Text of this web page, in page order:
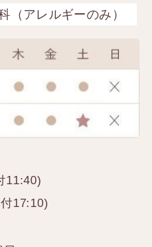
（アレルギーのみ）
11:40)
17:10)